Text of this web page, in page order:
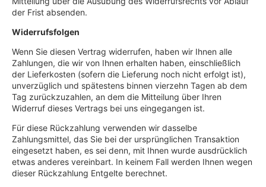
der Frist absenden.
Widerrufsfolgen
Wenn Sie diesen Vertrag widerrufen, haben wir Ihnen alle
Zahlungen, die wir von Ihnen erhalten haben, einschließlich
der Lieferkosten (sofern die Lieferung noch nicht erfolgt ist),
unverzüglich und spätestens binnen vierzehn Tagen ab dem
Tag zurückzuzahlen, an dem die Mitteilung über Ihren
Widerruf dieses Vertrags bei uns eingegangen ist.
Für diese Rückzahlung verwenden wir dasselbe
Zahlungsmittel, das Sie bei der ursprünglichen Transaktion
eingesetzt haben, es sei denn, mit Ihnen wurde ausdrücklich
etwas anderes vereinbart. In keinem Fall werden Ihnen wegen
dieser Rückzahlung Entgelte berechnet.